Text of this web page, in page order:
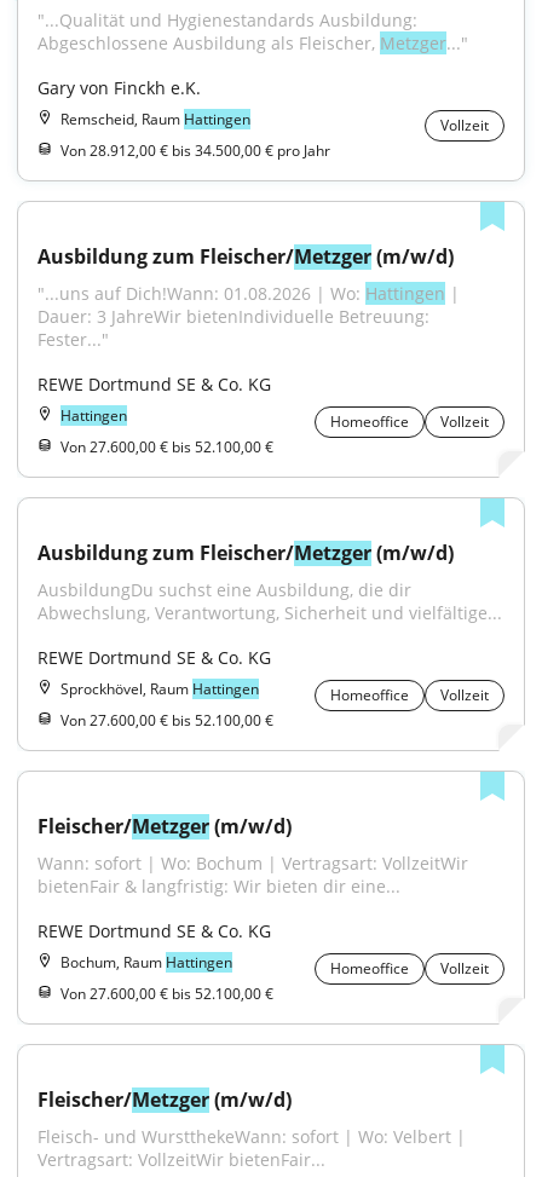
"...Qualität und Hygienestandards Ausbildung:
Abgeschlossene Ausbildung als Fleischer, Metzger..."
Gary von Finckh e.K.
Remscheid, Raum Hattingen
Vollzeit
Von 28.912,00 € bis 34.500,00 € pro Jahr
Ausbildung zum Fleischer/Metzger (m/w/d)
"...uns auf Dich!Wann: 01.08.2026 | Wo: Hattingen |
Dauer: 3 JahreWir bietenIndividuelle Betreuung:
Fester..."
REWE Dortmund SE & Co. KG
Hattingen Homeoffice
Vollzeit
Von 27.600,00 € bis 52.100,00 €
Ausbildung zum Fleischer/Metzger (m/w/d)
AusbildungDu suchst eine Ausbildung, die dir
Abwechslung, Verantwortung, Sicherheit und vielfältige...
REWE Dortmund SE & Co. KG
Sprockhövel, Raum Hattingen Homeoffice
Vollzeit
Von 27.600,00 € bis 52.100,00 €
Fleischer/Metzger (m/w/d)
Wann: sofort | Wo: Bochum | Vertragsart: VollzeitWir
bietenFair & langfristig: Wir bieten dir eine...
REWE Dortmund SE & Co. KG
Bochum, Raum Hattingen Homeoffice
Vollzeit
Von 27.600,00 € bis 52.100,00 €
Fleischer/Metzger (m/w/d)
Fleisch- und WurstthekeWann: sofort | Wo: Velbert |
Vertragsart: VollzeitWir bietenFair...